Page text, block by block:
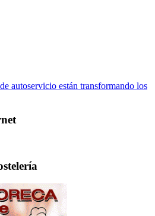
autoservicio están transformando los